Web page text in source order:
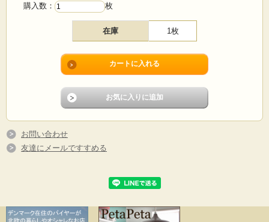
購入数： 枚
在庫 1枚
お問い合わせ
友達にメールですすめる